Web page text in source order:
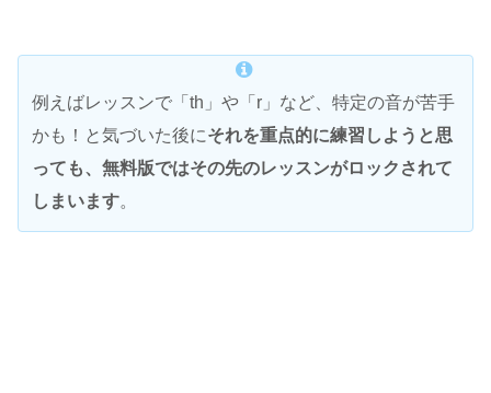
例えばレッスンで「th」や「r」など、特定の音が苦手
かも！と気づいた後にそれを重点的に練習しようと思
っても、無料版ではその先のレッスンがロックされて
しまいます。